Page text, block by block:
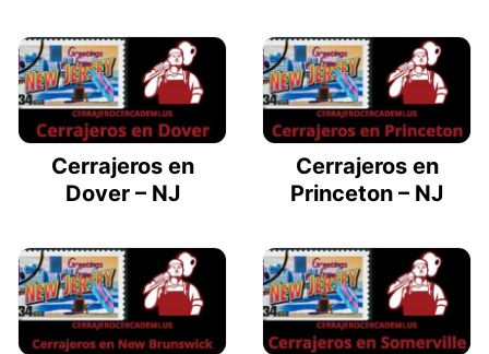
Cerrajeros en
Dover – NJ
Cerrajeros en
Princeton – NJ